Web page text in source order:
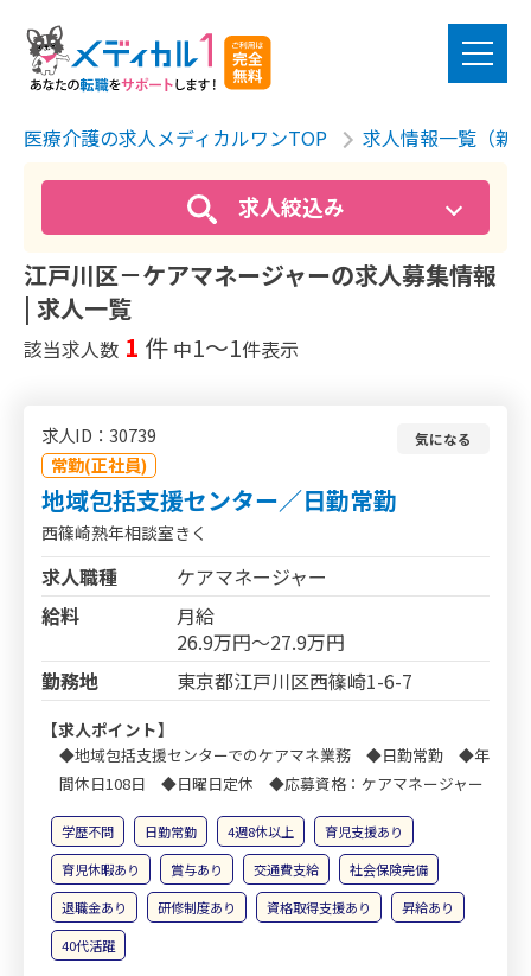
医療介護の求人メディカルワンTOP 求人情報一覧（新
求人絞込み
江戸川区－ケアマネージャーの求人募集情報
| 求人一覧
該当求人数 1 件 中1〜1件表示
求人ID：30739
常勤(正社員)
気になる
地域包括支援センター／日勤常勤
西篠崎熟年相談室きく
求人職種
ケアマネージャー
給料
月給
26.9万円～27.9万円
勤務地
東京都江戸川区西篠崎1-6-7
【求人ポイント】
◆地域包括支援センターでのケアマネ業務 ◆日勤常勤 ◆年
間休日108日 ◆日曜日定休 ◆応募資格：ケアマネージャー
学歴不問 日勤常勤 4週8休以上
育児支援あり
育児休暇あり
賞与あり 交通費支給
社会保険完備
退職金あり
研修制度あり 資格取得支援あり
昇給あり
40代活躍